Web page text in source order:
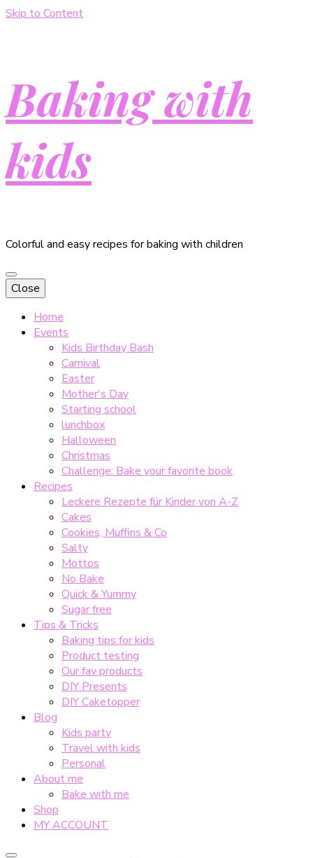
Skip to Content
Baking with
kids
Colorful and easy recipes for baking with children
Close
Home
Events
Kids Birthday Bash
Carnival
Easter
Mother's Day
Starting school
lunchbox
Halloween
Christmas
Challenge: Bake your favorite book
Recipes
Leckere Rezepte für Kinder von A-Z
Cakes
Cookies, Muffins & Co
Salty
Mottos
No Bake
Quick & Yummy
Sugar free
Tips & Tricks
Baking tips for kids
Product testing
Our fav products
DIY Presents
DIY Caketopper
Blog
Kids party
Travel with kids
Personal
About me
Bake with me
Shop
MY ACCOUNT